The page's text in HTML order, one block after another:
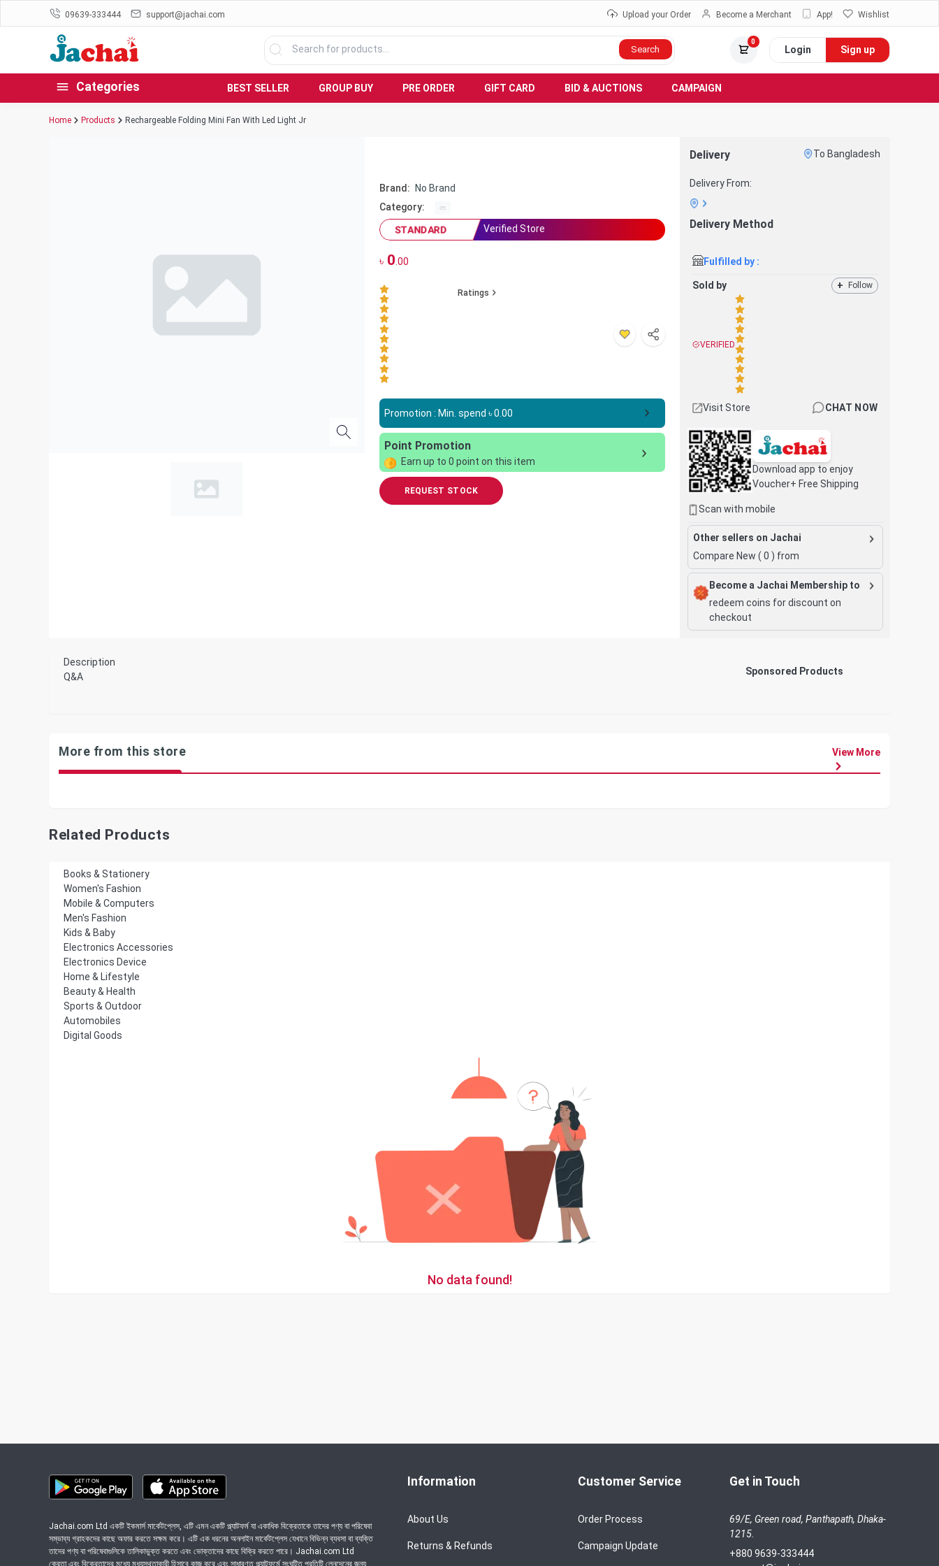
09639-333444 support@jachai.com Upload your Order Become a Merchant App! Wishlist
Search
0
Login Sign up
Categories BEST SELLER GROUP BUY PRE ORDER GIFT CARD BID & AUCTIONS CAMPAIGN
Home Products Rechargeable Folding Mini Fan With Led Light Jr
Brand:
No Brand
Category:
STANDARD
Verified Store
৳0 .00
Ratings
Promotion : Min. spend ৳0.00
Point Promotion
Earn up to 0 point on this item
REQUEST STOCK
Delivery To Bangladesh
Delivery From:
Delivery Method
Fulfilled by :
Sold by + Follow
VERIFIED
Visit Store CHAT NOW
Download app to enjoy
Voucher+ Free Shipping
Scan with mobile
Other sellers on Jachai
Compare New (0 ) from
Become a Jachai Membership to
redeem coins for discount on
checkout
Description
Q&A
Sponsored Products
More from this store View More
Related Products
Books & Stationery
Women's Fashion
Mobile & Computers
Men's Fashion
Kids & Baby
Electronics Accessories
Electronics Device
Home & Lifestyle
Beauty & Health
Sports & Outdoor
Automobiles
Digital Goods
No data found!
Jachai.com Ltd একটি ইকমার্স মার্কেটপ্লেস, এটি এমন একটি প্ল্যাটফর্ম যা একাধিক বিক্রেতাকে তাদের পণ্য বা পরিষেবা
সম্ভাব্য গ্রাহকদের কাছে অফার করতে সক্ষম করে। এটি এক ধরনের অনলাইন মার্কেটপ্লেস যেখানে বিভিন্ন ব্যবসা বা ব্যক্তি
তাদের পণ্য বা পরিষেবাগুলিকে তালিকাভুক্ত করতে এবং ভোক্তাদের কাছে বিক্রি করতে পারে। Jachai.com Ltd
ক্রেতা এবং বিক্রেতাদের মধ্যে মধ্যস্থতাকারী হিসাবে কাজ করে এবং সাধারণত প্ল্যাটফর্মে সংঘটিত প্রতিটি লেনদেনের জন্য
Information
About Us
Returns & Refunds
Customer Service
Order Process
Campaign Update
Get in Touch
69/E, Green road, Panthapath, Dhaka-
1215.
+880 9639-333444